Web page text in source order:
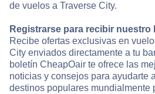
de vuelos a Traverse City.
Registrarse para recibir nuestro
Recibe ofertas exclusivas en
City enviados directamente a tu
boletín CheapOair te ofrece las
noticias y consejos para ayudarte
destinos populares mundialmente